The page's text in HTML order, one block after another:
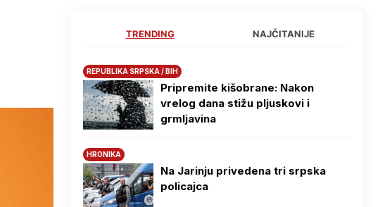
TRENDING NAJČITANIJE
REPUBLIKA SRPSKA / BIH
Pripremite kišobrane: Nakon
vrelog dana stižu pljuskovi i
grmljavina
HRONIKA
Na Јarinju privedena tri srpska
policajca